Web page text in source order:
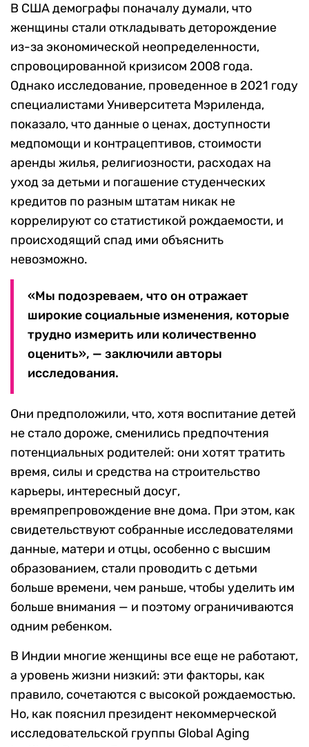
В США демографы поначалу думали, что
женщины стали откладывать деторождение
из-за экономической неопределенности,
спровоцированной кризисом 2008 года.
Однако исследование, проведенное в 2021 году
специалистами Университета Мэриленда,
показало, что данные о ценах, доступности
медпомощи и контрацептивов, стоимости
аренды жилья, религиозности, расходах на
уход за детьми и погашение студенческих
кредитов по разным штатам никак не
коррелируют со статистикой рождаемости, и
происходящий спад ими объяснить
невозможно.
«Мы подозреваем, что он отражает
широкие социальные изменения, которые
трудно измерить или количественно
оценить», — заключили авторы
исследования.
Они предположили, что, хотя воспитание детей
не стало дороже, сменились предпочтения
потенциальных родителей: они хотят тратить
время, силы и средства на строительство
карьеры, интересный досуг,
времяпрепровождение вне дома. При этом, как
свидетельствуют собранные исследователями
данные, матери и отцы, особенно с высшим
образованием, стали проводить с детьми
больше времени, чем раньше, чтобы уделить им
больше внимания — и поэтому ограничиваются
одним ребенком.
В Индии многие женщины все еще не работают,
а уровень жизни низкий: эти факторы, как
правило, сочетаются с высокой рождаемостью.
Но, как пояснил президент некоммерческой
исследовательской группы Global Aging